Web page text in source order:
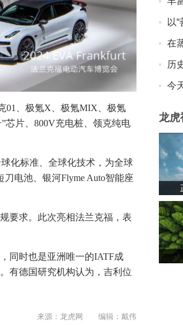
01、极氪X、极氪MIX、极氪
芯片、800V充电桩、领克纯电
化标准、全球化技术，为全球
电池、银河Flyme Auto智能座
要求。此次亮相法兰克福，表
同时也是亚洲唯一的IATF成
有德国研究机构认为，吉利位
来源：龙虎网 编辑：戴伟
以
在
历
今
龙虎